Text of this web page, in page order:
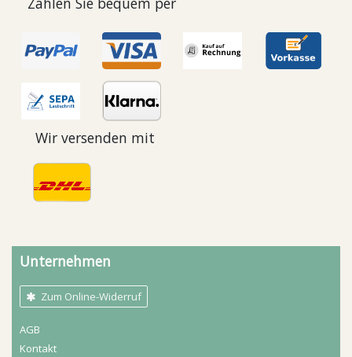
Wir versenden mit
Unternehmen
Zum Online-Widerruf
AGB
Kontakt